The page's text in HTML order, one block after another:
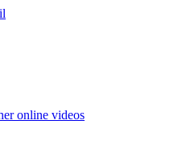
online videos